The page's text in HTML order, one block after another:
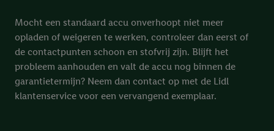
Mocht een standaard accu onverhoopt niet meer
opladen of weigeren te werken, controleer dan eerst of
de contactpunten schoon en stofvrij zijn. Blijft het
probleem aanhouden en valt de accu nog binnen de
garantietermijn? Neem dan contact op met de Lidl
klantenservice voor een vervangend exemplaar.